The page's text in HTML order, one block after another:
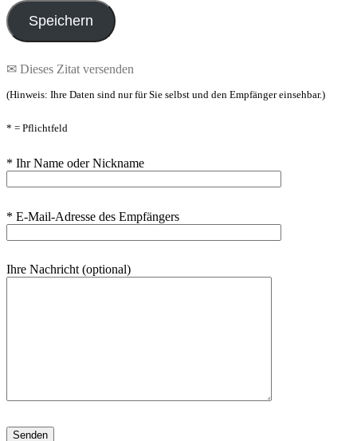
✉ Dieses Zitat versenden
(Hinweis: Ihre Daten sind nur für Sie selbst und den Empfänger einsehbar.)
* = Pflichtfeld
* Ihr Name oder Nickname
* E-Mail-Adresse des Empfängers
Ihre Nachricht (optional)
Bitte lasse dieses Feld leer.